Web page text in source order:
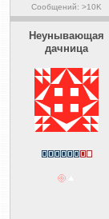
Сообщений: >10K
Heyнывaющая
дaчницa